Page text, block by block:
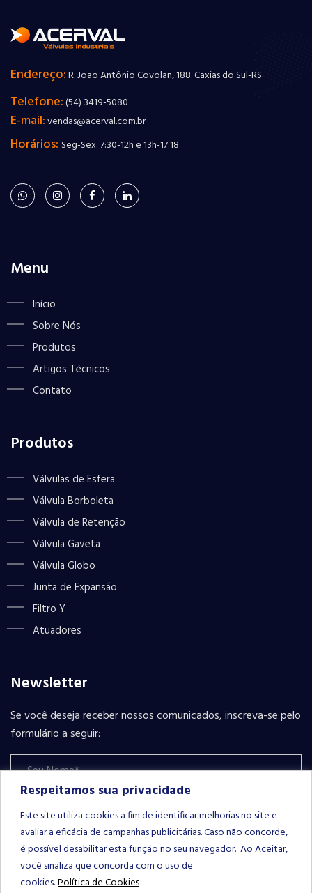
Respeitamos sua privacidade
Este site utiliza cookies a fim de identificar melhorias no site e
avaliar a eficácia de campanhas publicitárias. Caso não concorde,
é possível desabilitar esta função no seu navegador. Ao Aceitar,
você sinaliza que concorda com o uso de
cookies.Política de Cookies
Endereço:R. João Antônio Covolan, 188. Caxias do Sul-RS
Telefone:(54) 3419-5080
E-mail:vendas@acerval.com.br
Horários: Seg-Sex: 7:30-12h e 13h-17:18
Menu
Início
Sobre Nós
Produtos
Artigos Técnicos
Contato
Produtos
Válvulas de Esfera
Válvula Borboleta
Válvula de Retenção
Válvula Gaveta
Válvula Globo
Junta de Expansão
Filtro Y
Atuadores
Newsletter
Se você deseja receber nossos comunicados, inscreva-se pelo
formulário a seguir:
Please leave this field empty.INSCREVER-SE